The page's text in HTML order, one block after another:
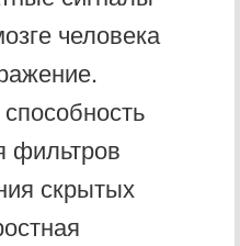
человека
фильтров
скрытых